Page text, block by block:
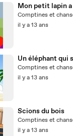
Mon petit lapin
Comptines et
il y a 13 ans
Un éléphant qui
Comptines et
il y a 13 ans
Scions du bois
Comptines et
il y a 13 ans